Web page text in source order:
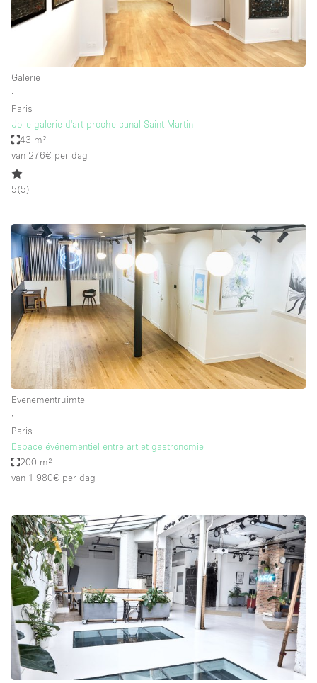
Galerie
∙
Paris
Jolie galerie d'art proche canal Saint Martin
43 m²
van 276€ per dag
5(5)
Evenementruimte
∙
Paris
Espace événementiel entre art et gastronomie
200 m²
van 1.980€ per dag